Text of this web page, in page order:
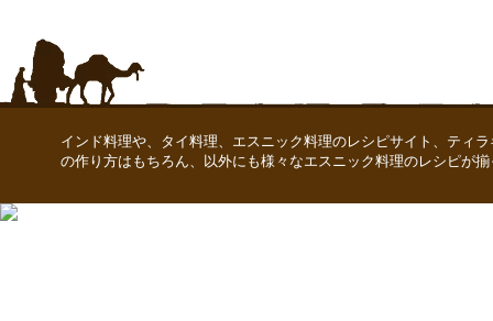
インド料理や、タイ料理、エスニック料理のレシピサイト、ティ
の作り方はもちろん、以外にも様々なエスニック料理のレシピが